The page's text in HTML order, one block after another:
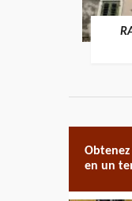
en un